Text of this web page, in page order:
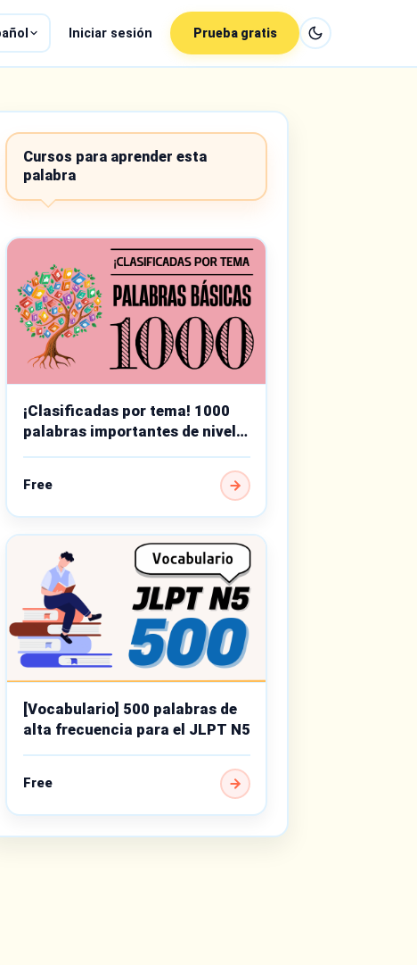
Iniciar sesión Prueba gratis
Cursos para aprender esta
palabra
¡Clasificadas por tema! 1000
palabras importantes de nivel
básico
Free
[Vocabulario] 500 palabras de
alta frecuencia para el JLPT N5
Free